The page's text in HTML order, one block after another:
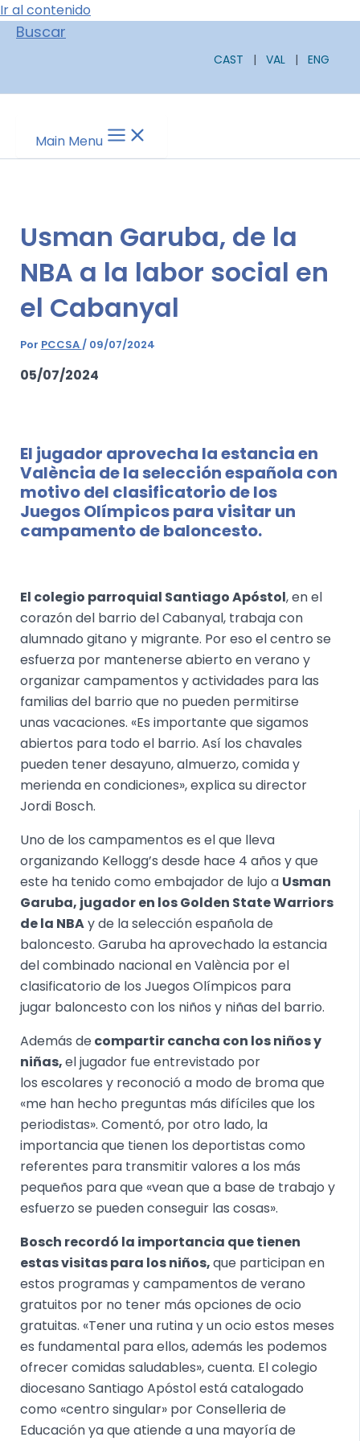
Ir al contenido
Buscar
CAST | VAL | ENG
Main Menu
Usman Garuba, de la
NBA a la labor social en
el Cabanyal
Por PCCSA / 09/07/2024
05/07/2024
El jugador aprovecha la estancia en
València de la selección española con
motivo del clasificatorio de los
Juegos Olímpicos para visitar un
campamento de baloncesto.
El colegio parroquial Santiago Apóstol, en el
corazón del barrio del Cabanyal, trabaja con
alumnado gitano y migrante. Por eso el centro se
esfuerza por mantenerse abierto en verano y
organizar campamentos y actividades para las
familias del barrio que no pueden permitirse
unas vacaciones. «Es importante que sigamos
abiertos para todo el barrio. Así los chavales
pueden tener desayuno, almuerzo, comida y
merienda en condiciones», explica su director
Jordi Bosch.
Uno de los campamentos es el que lleva
organizando Kellogg’s desde hace 4 años y que
este ha tenido como embajador de lujo a Usman
Garuba, jugador en los Golden State Warriors
de la NBAy de la selección española de
baloncesto. Garuba ha aprovechado la estancia
del combinado nacional en València por el
clasificatorio de los Juegos Olímpicos para
jugar baloncesto con los niños y niñas del barrio.
Además de compartir cancha con los niños y
niñas,el jugador fue entrevistado por
los escolares y reconoció a modo de broma que
«me han hecho preguntas más difíciles que los
periodistas». Comentó, por otro lado, la
importancia que tienen los deportistas como
referentes para transmitir valores a los más
pequeños para que «vean que a base de trabajo y
esfuerzo se pueden conseguir las cosas».
Bosch recordó la importancia que tienen
estas visitas para los niños,que participan en
estos programas y campamentos de verano
gratuitos por no tener más opciones de ocio
gratuitas. «Tener una rutina y un ocio estos meses
es fundamental para ellos, además les podemos
ofrecer comidas saludables», cuenta. El colegio
diocesano Santiago Apóstol está catalogado
como «centro singular» por Conselleria de
Educación ya que atiende a una mayoría de